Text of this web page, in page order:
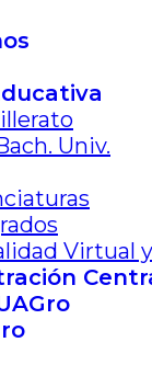
Univ.
Virtual